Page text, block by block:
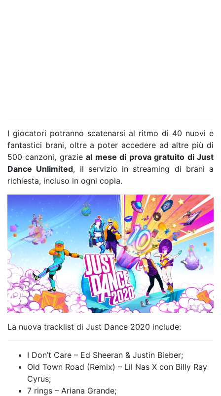
I giocatori potranno scatenarsi al ritmo di 40 nuovi e
fantastici brani, oltre a poter accedere ad altre più di
500 canzoni, grazieal mese di prova gratuito di Just
Dance Unlimited, il servizio in streaming di brani a
richiesta, incluso in ogni copia.
La nuova tracklist di Just Dance 2020 include:
I Don’t Care – Ed Sheeran & Justin Bieber;
Old Town Road (Remix) – Lil Nas X con Billy Ray
Cyrus;
7 rings – Ariana Grande;